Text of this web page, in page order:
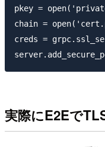
pkey =
chain =
creds =
実際にE2Eで